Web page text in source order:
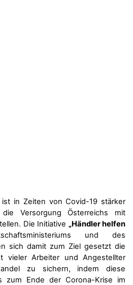
ist in Zeiten von Covid-19 stärker
Versorgung Österreichs mit
Die Initiative „Händler helfen
und des
sich damit zum Ziel gesetzt die
vieler Arbeiter und Angestellter
zu sichern, indem diese
zum Ende der Corona-Krise im